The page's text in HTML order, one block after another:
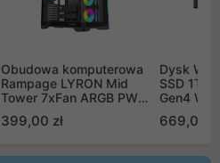
Obudowa komputerowa
Rampage LYRON Mid
Tower 7xFan ARGB PWM
399,00 zł
Dysk WD
SSD 1TB
Gen4
669,00